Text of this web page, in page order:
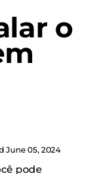
o
June 05, 2024
pode